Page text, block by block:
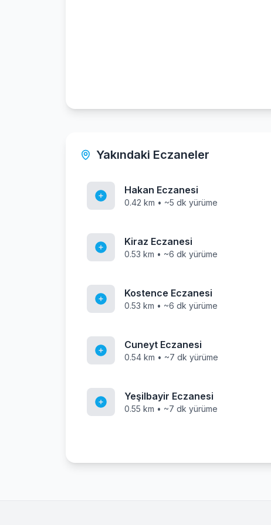
Yakındaki Eczaneler
Hakan Eczanesi
0.42 km • ~5 dk yürüme
Kiraz Eczanesi
0.53 km • ~6 dk yürüme
Kostence Eczanesi
0.53 km • ~6 dk yürüme
Cuneyt Eczanesi
0.54 km • ~7 dk yürüme
Yeşilbayir Eczanesi
0.55 km • ~7 dk yürüme